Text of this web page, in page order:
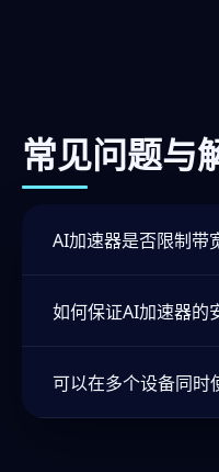
常见问题与
AI加速器是否限制带
调度系统确保在高峰
如何保证AI加速器的
钥、多因素认证、
层防护机制构建安全
可以在多个设备同时